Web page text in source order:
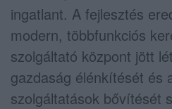
ingatlant. A fejlesztés
modern, többfunkciós
szolgáltató központ jött
gazdaság élénkítését és
szolgáltatások bővítését